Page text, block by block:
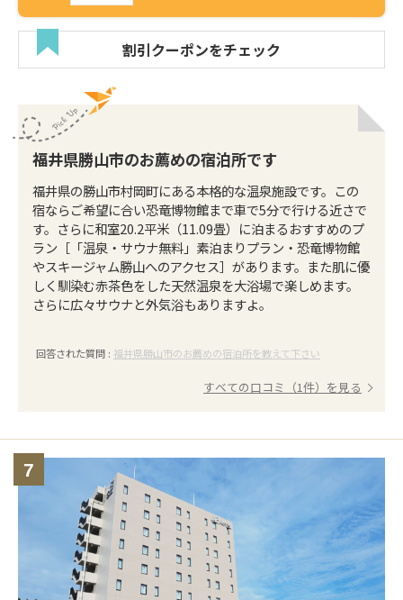
割引クーポンをチェック
福井県勝山市のお薦めの宿泊所です
福井県の勝山市村岡町にある本格的な温泉施設です。この
宿ならご希望に合い恐竜博物館まで車で5分で行ける近さで
す。さらに和室20.2平米（11.09畳）に泊まるおすすめのプ
ラン［「温泉・サウナ無料」素泊まりプラン・恐竜博物館
やスキージャム勝山へのアクセス］があります。また肌に優
しく馴染む赤茶色をした天然温泉を大浴場で楽しめます。
さらに広々サウナと外気浴もありますよ。
回答された質問 : 福井県勝山市のお薦めの宿泊所を教えて下さい
すべての口コミ（1件）を見る
7